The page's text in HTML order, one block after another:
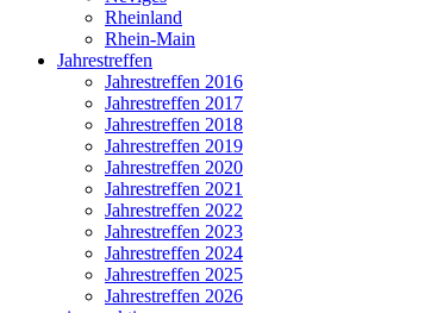
Rheinland
Rhein-Main
Jahrestreffen
Jahrestreffen 2016
Jahrestreffen 2017
Jahrestreffen 2018
Jahrestreffen 2019
Jahrestreffen 2020
Jahrestreffen 2021
Jahrestreffen 2022
Jahrestreffen 2023
Jahrestreffen 2024
Jahrestreffen 2025
Jahrestreffen 2026